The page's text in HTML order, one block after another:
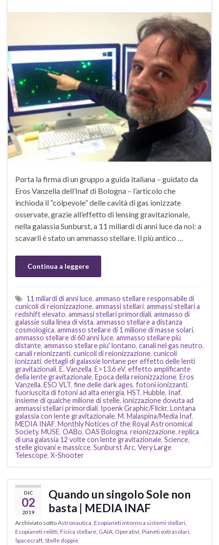
Porta la firma di un gruppo a guida italiana – guidato da
Eros Vanzella dell’Inaf di Bologna – l’articolo che
inchioda il “colpevole” delle cavità di gas ionizzate
osservate, grazie all’effetto di lensing gravitazionale,
nella galassia Sunburst, a 11 miliardi di anni luce da noi: a
scavarli è stato un ammasso stellare. Il più antico …
Continua a leggere
11 miliardi di anni luce, ammaso stellare responsabile di
cunicoli di reionizzazione, ammassi stellari, ammassi stellari a
redshift elevato, ammassi stellari primordiali, ammasso di
galassie sulla linea di vista, ammasso stellare a distanza
cosmologica, ammasso stellare di 1 milione di masse solari,
ammasso stellare di 60 anni luce, ammasso stellare più
distante, ammasso stellare piu' lontano, canali nel gas neutro,
canali reionizzanti, cunicoli di reionizzazione, cunicoli
ionizzati, dettagli di galassie lontane per effetto delle lenti
gravitazionali, E. Vanzella, E>13.6 eV, effetto amplificante
della lente gravitazionale, Epoca della reionizzazione, Eros
Vanzella, ESO VLT, fine delle dark ages, fotoni ionizzanti,
fuoriuscita di fotoni ad alta energia, HST, Hubble, Inaf,
insieme di qualche milione di stelle, ionizzazione dovuta ad
ammassi stellari primordiali, Ipoenk Graphic/Flickr, Lontana
galassia con lente gravitazionale, M. Malaspina/Media Inaf,
MEDIA INAF, Monthly Notices of the Royal Astronomical
Society, MUSE, OABo, OAS Bologna, reionizzazione, replica
di una galassia 12 volte con lente gravitazionale, Science,
stelle giovani e massicce, Sunburst Arc, Very Large
Telescope, X-Shooter
DIC
02
2019
Quando un singolo Sole non
basta | MEDIA INAF
Archiviato sottoAstronautica, Esopianeti intorno a sistemi stellari,
Esopianeti relitti, Fisica stellare, GAIA, Operativi, Pianeti extrasolari,
Spacecraft, Stelle doppie